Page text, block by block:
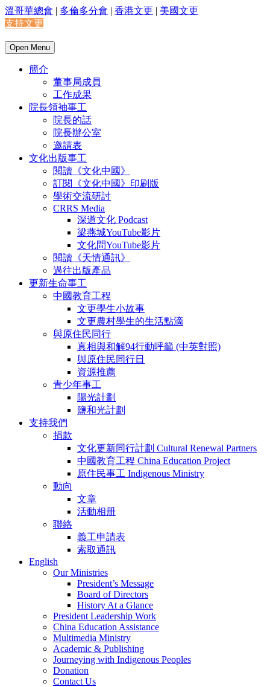
溫哥華總會 | 多倫多分會 | 香港文更 | 美國文更
支持文更
Open Menu
簡介
董事局成員
工作成果
院長領袖事工
院長的話
院長辦公室
邀請表
文化出版事工
閱讀《文化中國》
訂閱《文化中國》印刷版
學術交流研討
CRRS Media
深道文化 Podcast
梁燕城YouTube影片
文化問YouTube影片
閱讀《天情通訊》
過往出版產品
更新生命事工
中國教育工程
文更學生小故事
文更農村學生的生活點滴
與原住民同行
真相與和解94行動呼籲 (中英對照)
與原住民同行日
資源推薦
青少年事工
陽光計劃
鹽和光計劃
支持我們
捐款
文化更新同行計劃 Cultural Renewal Partners
中國教育工程 China Education Project
原住民事工 Indigenous Ministry
動向
文章
活動相册
聯絡
義工申請表
索取通訊
English
Our Ministries
President’s Message
Board of Directors
History At a Glance
President Leadership Work
China Education Assistance
Multimedia Ministry
Academic & Publishing
Journeying with Indigenous Peoples
Donation
Contact Us